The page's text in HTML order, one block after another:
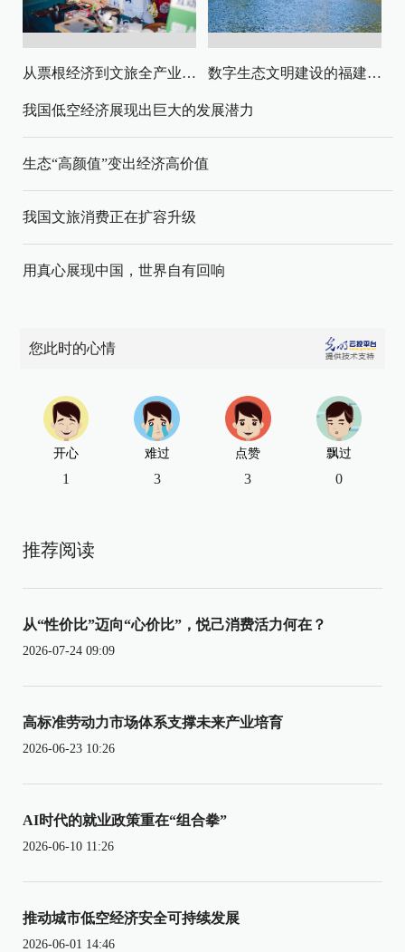
从票根经济到文旅全产业链升级 数字生态文明建设的福建路径与启示
我国低空经济展现出巨大的发展潜力
生态“高颜值”变出经济高价值
我国文旅消费正在扩容升级
用真心展现中国，世界自有回响
您此时的心情
开心
1
难过
3
点赞
3
飘过
0
推荐阅读
从“性价比”迈向“心价比”，悦己消费活力何在？
2026-07-24 09:09
高标准劳动力市场体系支撑未来产业培育
2026-06-23 10:26
AI时代的就业政策重在“组合拳”
2026-06-10 11:26
推动城市低空经济安全可持续发展
2026-06-01 14:46